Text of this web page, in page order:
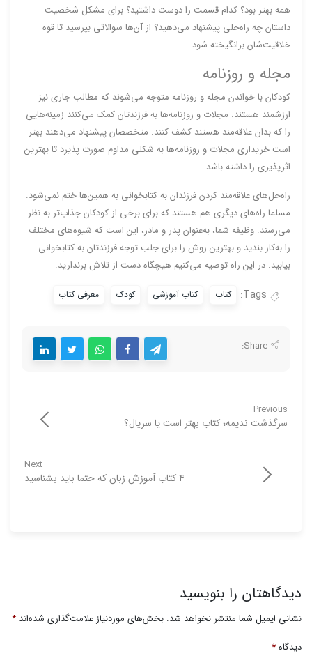
همه بهتر بود؟ کدام قسمت را دوست داشتید؟ برای مشکل شخصیت
داستان چه راه‌حلی پیشنهاد می‌دهید؟ از آن‌ها سوالاتی بپرسید تا قوه
خلاقیت‌شان برانگیخته شود.
مجله و روزنامه
کودکان با خواندن مجله و روزنامه متوجه می‌شوند که مطالب جاری نیز
ارزشمند هستند. مجلات و روزنامه‌ها به فرزندتان کمک می‌کنند زمینه‌هایی
را که بدان علاقه‌مند هستند کشف کنند. متخصصان پیشنهاد می‌دهند بهتر
است خریداری مجلات و روزنامه‌ها به شکلی مداوم صورت پذیرد تا بهترین
اثرپذیری را داشته باشد.
راه‌حل‌های علاقه‌مند کردن فرزندان به کتابخوانی به همین‌ها ختم نمی‌شود.
مسلما راه‌های دیگری هم هستند که برای برخی از کودکان جذاب‌تر به نظر
می‌رسند. وظیفه شما، به‌عنوان پدر و مادر، این است که شیوه‌های مختلف
را به‌کار بندید و بهترین روش را برای جلب توجه فرزندتان به کتابخوانی
بیابید. در این راه توصیه می‌کنیم هیچگاه دست از تلاش برندارید.
Tags: کتاب کتاب آموزشی کودک معرفی کتاب
Share:
Previous
سرگذشت ندیمه؛ کتاب بهتر است یا سریال؟
Next
۴ کتاب آموزش زبان که حتما باید بشناسید
دیدگاهتان را بنویسید
نشانی ایمیل شما منتشر نخواهد شد. بخش‌های موردنیاز علامت‌گذاری شده‌اند *
دیدگاه*